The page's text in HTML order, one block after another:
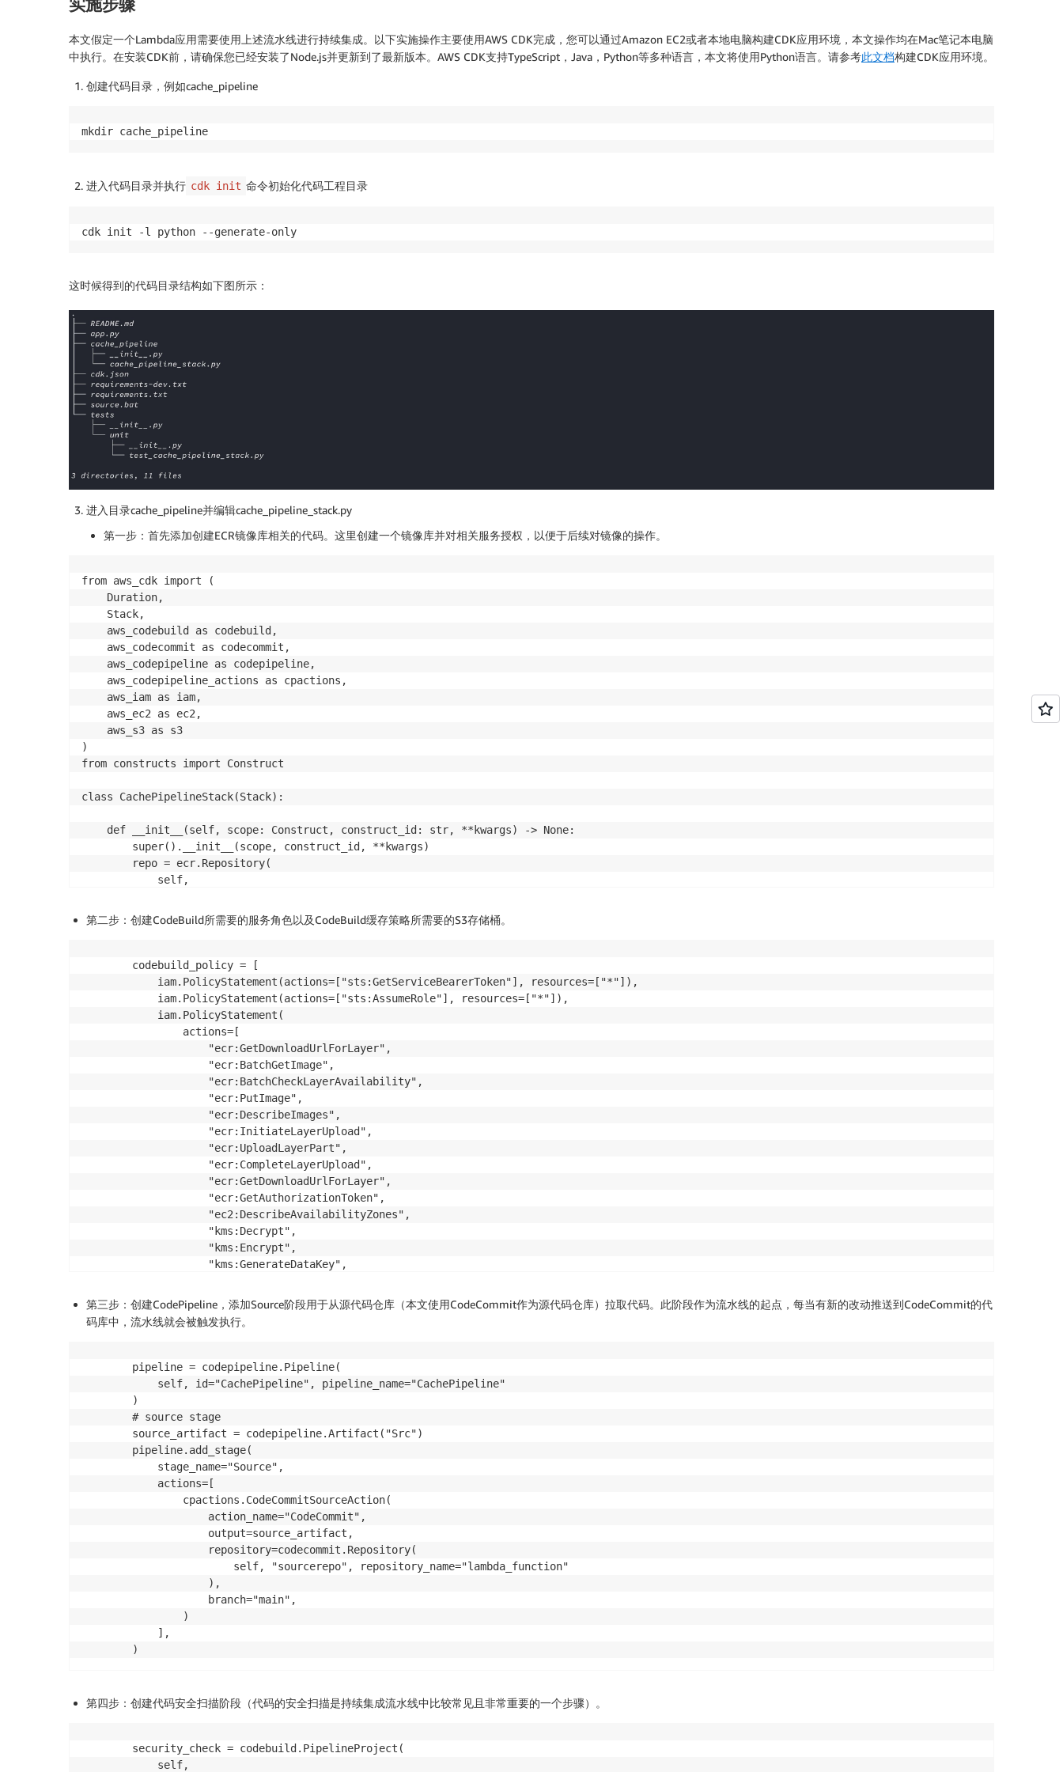
实施步骤
本文假定一个Lambda应用需要使用上述流水线进行持续集成。以下实施操作主要使用AWS CDK完成，您可以通过Amazon EC2或者本地电脑构建CDK应用环境，本文操作均在Mac笔记本电脑
中执行。在安装CDK前，请确保您已经安装了Node.js并更新到了最新版本。AWS CDK支持TypeScript，Java，Python等多种语言，本文将使用Python语言。请参考此文档构建CDK应用环境。
创建代码目录，例如cache_pipeline
mkdir cache_pipeline
进入代码目录并执行 cdk init 命令初始化代码工程目录
cdk init -l python --generate-only
这时候得到的代码目录结构如下图所示：
进入目录cache_pipeline并编辑cache_pipeline_stack.py
第一步：首先添加创建ECR镜像库相关的代码。这里创建一个镜像库并对相关服务授权，以便于后续对镜像的操作。
from aws_cdk import (
    Duration,
    Stack,
    aws_codebuild as codebuild,
    aws_codecommit as codecommit,
    aws_codepipeline as codepipeline,
    aws_codepipeline_actions as cpactions,
    aws_iam as iam,
    aws_ec2 as ec2,
    aws_s3 as s3
)
from constructs import Construct
class CachePipelineStack(Stack):
    def __init__(self, scope: Construct, construct_id: str, **kwargs) -> None:
        super().__init__(scope, construct_id, **kwargs)
        repo = ecr.Repository(
            self,
            repository_name="lambda-repository",
            image_scan_on_push=True,
        )
        repo.add_to_resource_policy(
            iam.PolicyStatement(
                effect=iam.Effect.ALLOW,
                actions=[
                    "ecr:GetDownloadUrlForLayer",
                    "ecr:BatchGetImage",
                    "ecr:BatchCheckLayerAvailability",
                    "ecr:GetAuthorizationToken",
                principals=[
                    iam.ServicePrincipal(service="codebuild.amazonaws.com"),
                    iam.ServicePrincipal(service="lambda.amazonaws.com"),
第二步：创建CodeBuild所需要的服务角色以及CodeBuild缓存策略所需要的S3存储桶。
        codebuild_policy = [
            iam.PolicyStatement(actions=["sts:GetServiceBearerToken"], resources=["*"]),
            iam.PolicyStatement(actions=["sts:AssumeRole"], resources=["*"]),
            iam.PolicyStatement(
                actions=[
                    "ecr:GetDownloadUrlForLayer",
                    "ecr:BatchGetImage",
                    "ecr:BatchCheckLayerAvailability",
                    "ecr:PutImage",
                    "ecr:DescribeImages",
                    "ecr:InitiateLayerUpload",
                    "ecr:UploadLayerPart",
                    "ecr:CompleteLayerUpload",
                    "ecr:GetDownloadUrlForLayer",
                    "ecr:GetAuthorizationToken",
                    "ec2:DescribeAvailabilityZones",
                    "kms:Decrypt",
                    "kms:Encrypt",
                    "kms:GenerateDataKey",
                    "secretsmanager:DescribeSecret",
                    "ssm:GetParametersByPath",
                    "ssm:GetParameters",
                    "ssm:PutParameter",
                    "codecommit:GitPull",
                ],
                resources=["*"],
            ),
        ]
        codebuild_project_role = iam.Role(
            self,
            id="CachePipelineCodeBuildServiceRole",
            assumed_by=iam.ServicePrincipal("codebuild.amazonaws.com"),
            inline_policies={
                "CachePipelineCodeBuildServicePolicy": iam.PolicyDocument(
                    statements=codebuild_policy
        # create a s3 bucket for caching
        cache_bucket = s3.Bucket(
            bucket_name="cache-pipeline-cache-bucket",
            block_public_access=s3.BlockPublicAccess(
                block_public_policy=True,
                ignore_public_acls=True,
第三步：创建CodePipeline，添加Source阶段用于从源代码仓库（本文使用CodeCommit作为源代码仓库）拉取代码。此阶段作为流水线的起点，每当有新的改动推送到CodeCommit的代
码库中，流水线就会被触发执行。
        pipeline = codepipeline.Pipeline(
            self, id="CachePipeline", pipeline_name="CachePipeline"
        )
        # source stage
        source_artifact = codepipeline.Artifact("Src")
        pipeline.add_stage(
            stage_name="Source",
            actions=[
                cpactions.CodeCommitSourceAction(
                    action_name="CodeCommit",
                    output=source_artifact,
                    repository=codecommit.Repository(
                        self, "sourcerepo", repository_name="lambda_function"
                    ),
                    branch="main",
                )
            ],
第四步：创建代码安全扫描阶段（代码的安全扫描是持续集成流水线中比较常见且非常重要的一个步骤）。
        security_check = codebuild.PipelineProject(
            self,